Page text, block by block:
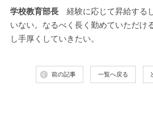
学校教育部長 経験に応じて昇給する
いない。なるべく長く勤めていただけ
し手厚くしていきたい。
前の記事 一覧へ戻る